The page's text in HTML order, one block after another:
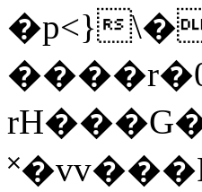
�p<}